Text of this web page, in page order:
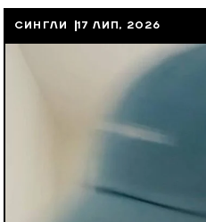
СИНГЛИ 17 ЛИП, 2026